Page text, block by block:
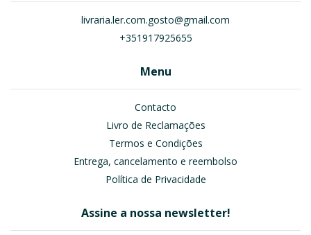
livraria.ler.com.gosto@gmail.com
+351917925655
Menu
Contacto
Livro de Reclamações
Termos e Condições
Entrega, cancelamento e reembolso
Política de Privacidade
Assine a nossa newsletter!